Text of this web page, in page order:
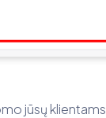
jūsų klientams